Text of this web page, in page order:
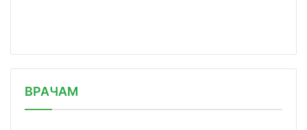
ВРАЧАМ